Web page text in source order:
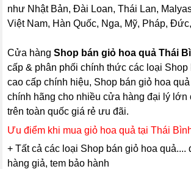
như Nhật Bản, Đài Loan, Thái Lan,
Việt Nam, Hàn Quốc, Nga, Mỹ, Pháp,
Cửa hàngShop bán giỏ hoa quả Thái
cấp & phân phối chính thức các loại Shop
cao cấp chính hiệu, Shop bán giỏ hoa
chính hãng cho nhiều cửa hàng đại lý
trên toàn quốc giá rẻ ưu đãi.
Ưu điểm khi mua giỏ hoa quả tại Thái
+ Tất cả các loại Shop bán giỏ hoa quả....
hàng giả, tem bảo hành